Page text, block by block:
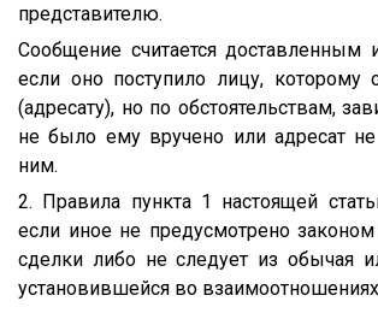
представителю.
Сообщение считается доставленным
если оно поступило лицу, которому
(адресату), но по обстоятельствам,
не было ему вручено или адресат
ним.
2. Правила пункта 1 настоящей
если иное не предусмотрено
сделки либо не следует из обычая
установившейся во взаимоотношениях